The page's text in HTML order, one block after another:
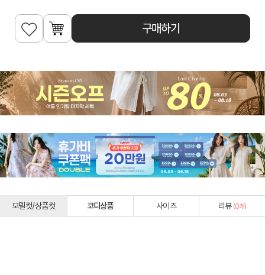
구매하기
모델컷/상품컷 코디상품 사이즈 리뷰 (0개)